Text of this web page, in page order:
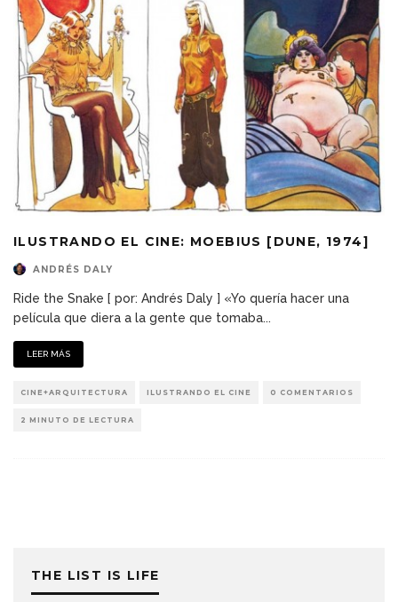
ILUSTRANDO EL CINE: MOEBIUS [DUNE, 1974]
ANDRÉS DALY
Ride the Snake [ por: Andrés Daly ] «Yo quería hacer una
película que diera a la gente que tomaba...
LEER MÁS
CINE+ARQUITECTURA ILUSTRANDO EL CINE 0 COMENTARIOS
2 MINUTO DE LECTURA
THE LIST IS LIFE